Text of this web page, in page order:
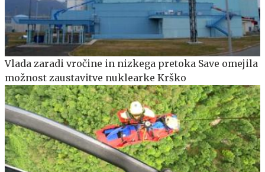
Vlada zaradi vročine in nizkega pretoka Save omejila
možnost zaustavitve nuklearke Krško